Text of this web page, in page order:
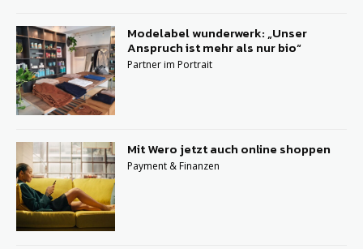
Modelabel wunderwerk: „Unser
Anspruch ist mehr als nur bio“
Partner im Portrait
Mit Wero jetzt auch online shoppen
Payment & Finanzen